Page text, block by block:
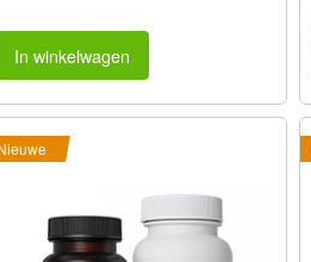
In winkelwagen